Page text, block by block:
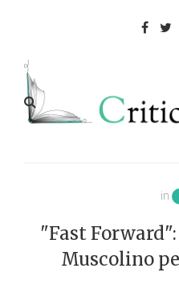
in
"Fast
Muscolino